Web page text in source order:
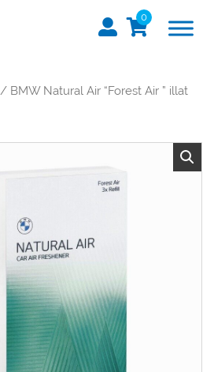
0
/ BMW Natural Air “Forest Air ” illat